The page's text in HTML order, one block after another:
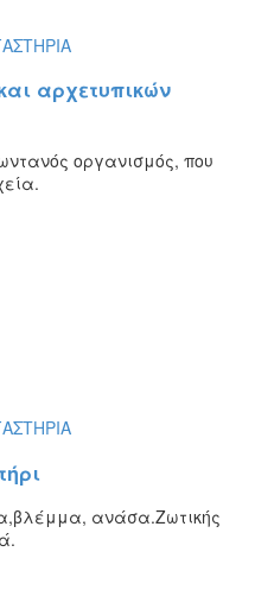
αρχετυπικών
οργανισμός, που
ανάσα.Ζωτικής